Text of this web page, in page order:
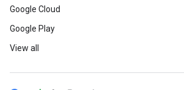
Google Cloud
Google Play
View all